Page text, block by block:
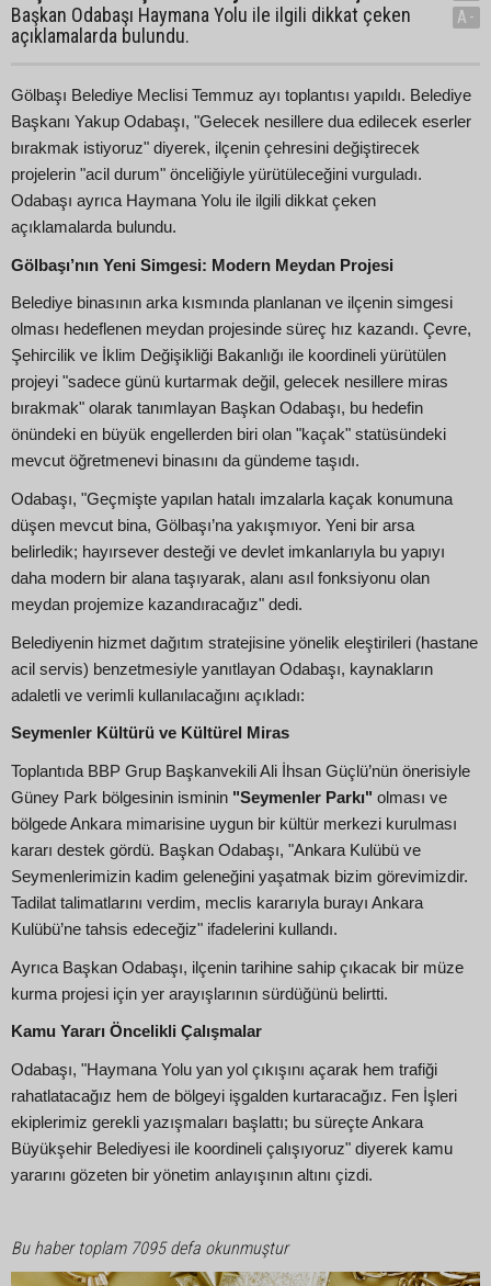
Başkan Odabaşı Haymana Yolu ile ilgili dikkat çeken
açıklamalarda bulundu.
A-
Gölbaşı Belediye Meclisi Temmuz ayı toplantısı yapıldı. Belediye
Başkanı Yakup Odabaşı, "Gelecek nesillere dua edilecek eserler
bırakmak istiyoruz" diyerek, ilçenin çehresini değiştirecek
projelerin "acil durum" önceliğiyle yürütüleceğini vurguladı.
Odabaşı ayrıca Haymana Yolu ile ilgili dikkat çeken
açıklamalarda bulundu.
Gölbaşı’nın Yeni Simgesi: Modern Meydan Projesi
Belediye binasının arka kısmında planlanan ve ilçenin simgesi
olması hedeflenen meydan projesinde süreç hız kazandı. Çevre,
Şehircilik ve İklim Değişikliği Bakanlığı ile koordineli yürütülen
projeyi "sadece günü kurtarmak değil, gelecek nesillere miras
bırakmak" olarak tanımlayan Başkan Odabaşı, bu hedefin
önündeki en büyük engellerden biri olan "kaçak" statüsündeki
mevcut öğretmenevi binasını da gündeme taşıdı.
Odabaşı, "Geçmişte yapılan hatalı imzalarla kaçak konumuna
düşen mevcut bina, Gölbaşı’na yakışmıyor. Yeni bir arsa
belirledik; hayırsever desteği ve devlet imkanlarıyla bu yapıyı
daha modern bir alana taşıyarak, alanı asıl fonksiyonu olan
meydan projemize kazandıracağız" dedi.
Belediyenin hizmet dağıtım stratejisine yönelik eleştirileri (hastane
acil servis) benzetmesiyle yanıtlayan Odabaşı, kaynakların
adaletli ve verimli kullanılacağını açıkladı:
Seymenler Kültürü ve Kültürel Miras
Toplantıda BBP Grup Başkanvekili Ali İhsan Güçlü’nün önerisiyle
Güney Park bölgesinin isminin "Seymenler Parkı" olması ve
bölgede Ankara mimarisine uygun bir kültür merkezi kurulması
kararı destek gördü. Başkan Odabaşı, "Ankara Kulübü ve
Seymenlerimizin kadim geleneğini yaşatmak bizim görevimizdir.
Tadilat talimatlarını verdim, meclis kararıyla burayı Ankara
Kulübü’ne tahsis edeceğiz" ifadelerini kullandı.
Ayrıca Başkan Odabaşı, ilçenin tarihine sahip çıkacak bir müze
kurma projesi için yer arayışlarının sürdüğünü belirtti.
Kamu Yararı Öncelikli Çalışmalar
Odabaşı, "Haymana Yolu yan yol çıkışını açarak hem trafiği
rahatlatacağız hem de bölgeyi işgalden kurtaracağız. Fen İşleri
ekiplerimiz gerekli yazışmaları başlattı; bu süreçte Ankara
Büyükşehir Belediyesi ile koordineli çalışıyoruz" diyerek kamu
yararını gözeten bir yönetim anlayışının altını çizdi.
Bu haber toplam 7095 defa okunmuştur